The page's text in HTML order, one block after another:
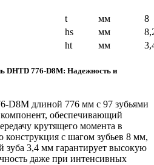
t мм
8
hs мм
ht мм
DHTD 776-D8M: Надежность и
D8M длиной 776 мм с 97 зубьями
обеспечивающий
крутящего момента в
конструкция с шагом зубьев 8 мм,
3,4 мм гарантирует высокую
даже при интенсивных